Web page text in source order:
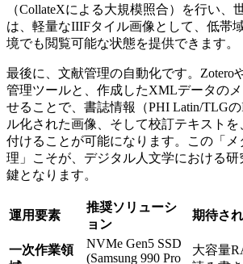
（CollateXによる大規模照合）を行い、
は、軽量なIIIFタイル画像として、低帯
境でも閲覧可能な状態を提供できます。
最後に、文献管理の自動化です。Zotero
管理ツールと、作成したXMLデータの
せることで、書誌情報（PHI Latin/TLG
ル化された画像、そして校訂テキスト
付けることが可能になります。この「メ
理」こそが、デジタル人文学における研
鍵となります。
運用要素
推奨ソリューシ
ョン
期待さ
一次作業領
NVMe Gen5 SSD
(Samsung 990 Pro
大容量